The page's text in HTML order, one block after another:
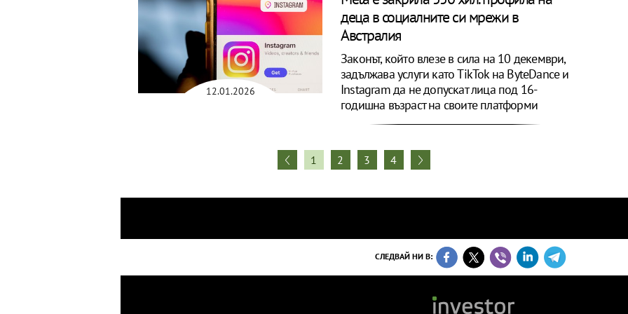
12.01.2026
деца в социалните си мрежи в
Австралия
Законът, който влезе в сила на 10 декември,
задължава услуги като TikTok на ByteDance и
Instagram да не допускат лица под 16-
годишна възраст на своите платформи
1 2 3 4
СЛЕДВАЙ НИ В: